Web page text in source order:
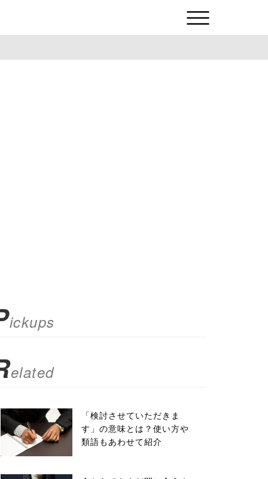
ickups
elated
「検討させていただきま
す」の意味とは？使い方や
類語もあわせて紹介